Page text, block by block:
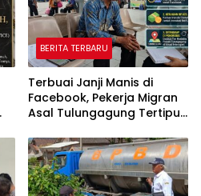
BERITA TERBARU
Terbuai Janji Manis di
Facebook, Pekerja Migran
Asal Tulungagung Tertipu